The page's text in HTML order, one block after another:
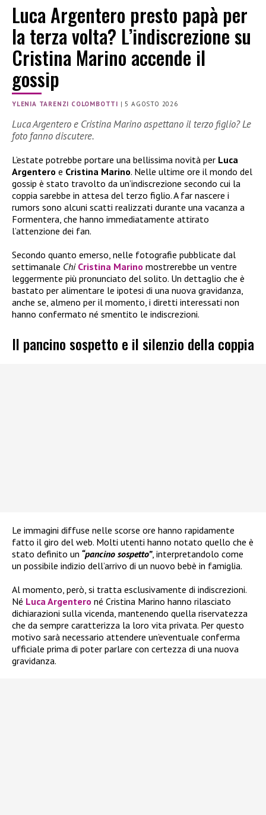
Luca Argentero presto papà per
la terza volta? L’indiscrezione su
Cristina Marino accende il
gossip
YLENIA TARENZI COLOMBOTTI |5 AGOSTO 2026
Luca Argentero e Cristina Marino aspettano il terzo figlio? Le
foto fanno discutere.
L’estate potrebbe portare una bellissima novità per Luca
Argentero e Cristina Marino. Nelle ultime ore il mondo del
gossip è stato travolto da un’indiscrezione secondo cui la
coppia sarebbe in attesa del terzo figlio. A far nascere i
rumors sono alcuni scatti realizzati durante una vacanza a
Formentera, che hanno immediatamente attirato
l’attenzione dei fan.
Secondo quanto emerso, nelle fotografie pubblicate dal
settimanale Chi Cristina Marino mostrerebbe un ventre
leggermente più pronunciato del solito. Un dettaglio che è
bastato per alimentare le ipotesi di una nuova gravidanza,
anche se, almeno per il momento, i diretti interessati non
hanno confermato né smentito le indiscrezioni.
Il pancino sospetto e il silenzio della coppia
Le immagini diffuse nelle scorse ore hanno rapidamente
fatto il giro del web. Molti utenti hanno notato quello che è
stato definito un “pancino sospetto”, interpretandolo come
un possibile indizio dell’arrivo di un nuovo bebè in famiglia.
Al momento, però, si tratta esclusivamente di indiscrezioni.
Né Luca Argentero né Cristina Marino hanno rilasciato
dichiarazioni sulla vicenda, mantenendo quella riservatezza
che da sempre caratterizza la loro vita privata. Per questo
motivo sarà necessario attendere un’eventuale conferma
ufficiale prima di poter parlare con certezza di una nuova
gravidanza.